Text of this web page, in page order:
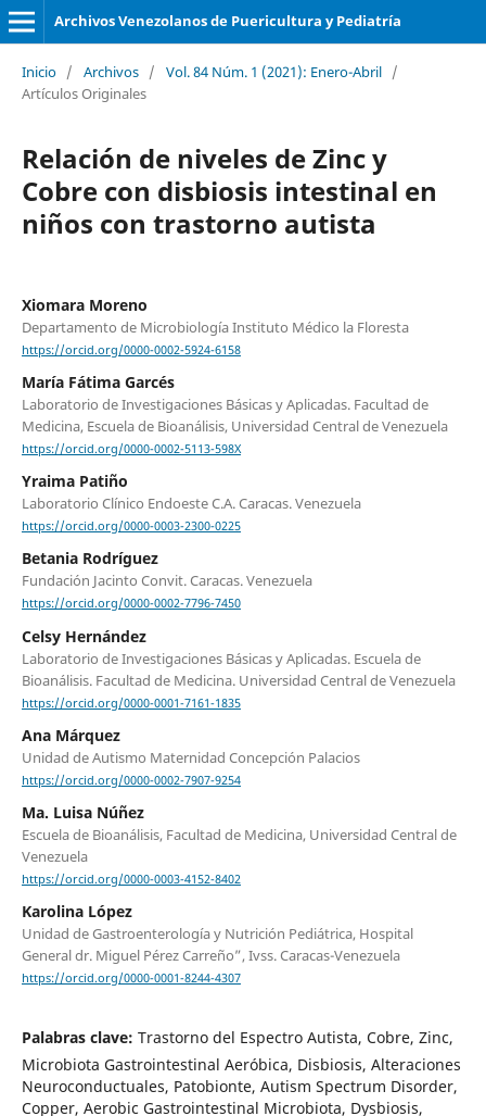
Archivos Venezolanos de Puericultura y Pediatría
Inicio / Archivos / Vol. 84 Núm. 1 (2021): Enero-Abril /
Artículos Originales
Relación de niveles de Zinc y
Cobre con disbiosis intestinal en
niños con trastorno autista
Xiomara Moreno
Departamento de Microbiología Instituto Médico la Floresta
https://orcid.org/0000-0002-5924-6158
María Fátima Garcés
Laboratorio de Investigaciones Básicas y Aplicadas. Facultad de
Medicina, Escuela de Bioanálisis, Universidad Central de Venezuela
https://orcid.org/0000-0002-5113-598X
Yraima Patiño
Laboratorio Clínico Endoeste C.A. Caracas. Venezuela
https://orcid.org/0000-0003-2300-0225
Betania Rodríguez
Fundación Jacinto Convit. Caracas. Venezuela
https://orcid.org/0000-0002-7796-7450
Celsy Hernández
Laboratorio de Investigaciones Básicas y Aplicadas. Escuela de
Bioanálisis. Facultad de Medicina. Universidad Central de Venezuela
https://orcid.org/0000-0001-7161-1835
Ana Márquez
Unidad de Autismo Maternidad Concepción Palacios
https://orcid.org/0000-0002-7907-9254
Ma. Luisa Núñez
Escuela de Bioanálisis, Facultad de Medicina, Universidad Central de
Venezuela
https://orcid.org/0000-0003-4152-8402
Karolina López
Unidad de Gastroenterología y Nutrición Pediátrica, Hospital
General dr. Miguel Pérez Carreño”, Ivss. Caracas-Venezuela
https://orcid.org/0000-0001-8244-4307
Palabras clave: Trastorno del Espectro Autista, Cobre, Zinc,
Microbiota Gastrointestinal Aeróbica, Disbiosis, Alteraciones
Neuroconductuales, Patobionte, Autism Spectrum Disorder,
Copper, Aerobic Gastrointestinal Microbiota, Dysbiosis,